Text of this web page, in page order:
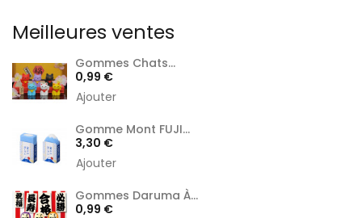
Meilleures ventes
Gommes Chats...
Prix
0,99 €
Ajouter
Gomme Mont FUJI...
Prix
3,30 €
Ajouter
Gommes Daruma À...
Prix
0,99 €